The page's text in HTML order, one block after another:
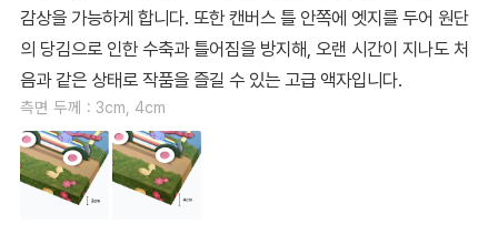
감상을 가능하게 합니다. 또한 캔버스 틀 안쪽에 엣지를 두어 원단
의 당김으로 인한 수축과 틀어짐을 방지해, 오랜 시간이 지나도 처
음과 같은 상태로 작품을 즐길 수 있는 고급 액자입니다.
측면 두께 : 3cm, 4cm